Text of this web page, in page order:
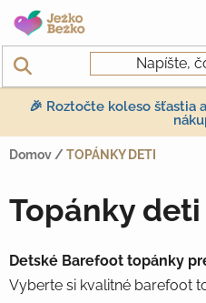
Prejsť na obsah
🎉 Roztočte koleso šťastia
Domov / TOPÁNKY DETI
Topánky deti
Detské Barefoot topánky
Vyberte si kvalitné barefoot